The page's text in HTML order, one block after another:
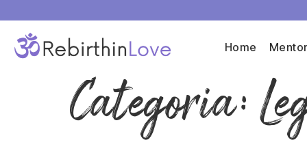
Home
Categoria: